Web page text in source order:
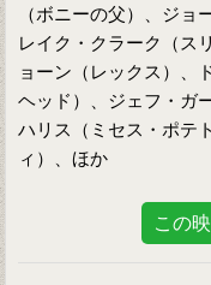
（ボニーの父）、ジ
レイク・クラーク（ス
ョーン（レックス）、
ヘッド）、ジェフ・ガ
ハリス（ミセス・ポテ
ィ）、ほか
この